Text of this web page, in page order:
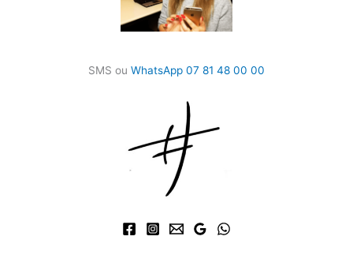
SMS ou WhatsApp 07 81 48 00 00